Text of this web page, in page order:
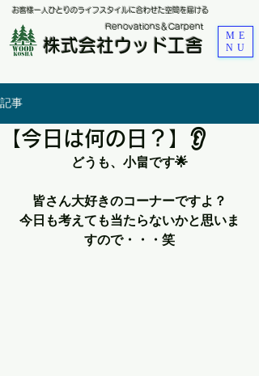
お客様一人ひとりのライフスタイルに合わせた空間を届ける
株式会社ウッド工舎
​Renovations＆Carpent
ME
NU
記事
【今日は何の日？】👂
どうも、小畠です🌟
皆さん大好きのコーナーですよ？
今日も考えても当たらないかと思いま
すので・・・笑